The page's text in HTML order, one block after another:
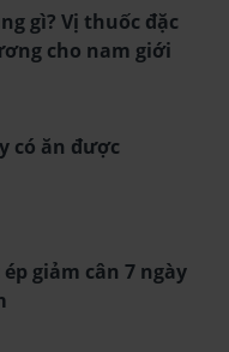
gì? Vị thuốc đặc
cho nam giới
có ăn được
giảm cân 7 ngày